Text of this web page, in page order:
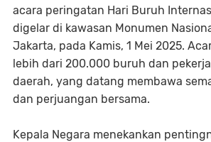
acara peringatan Hari Buruh
digelar di kawasan Monumen
Jakarta, pada Kamis, 1 Mei 2025.
lebih dari 200.000 buruh dan
daerah, yang datang membawa
dan perjuangan bersama.
Kepala Negara menekankan